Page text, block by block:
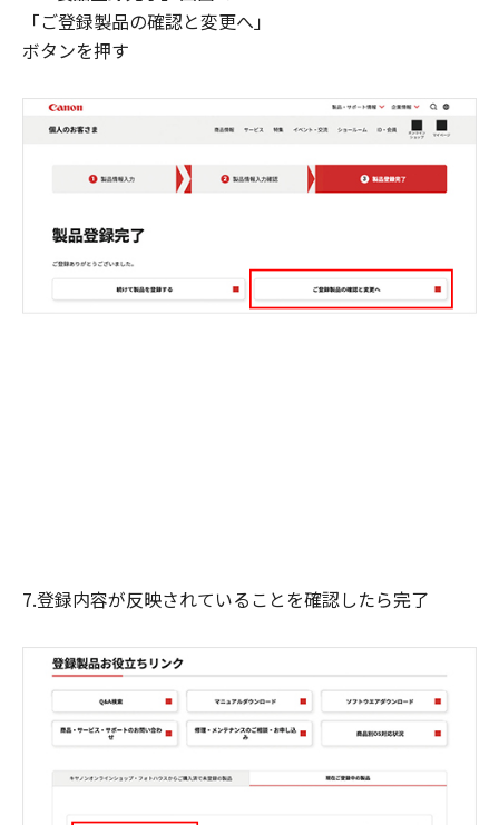
「ご登録製品の確認と変更へ」
ボタンを押す
7.登録内容が反映されていることを確認したら完了